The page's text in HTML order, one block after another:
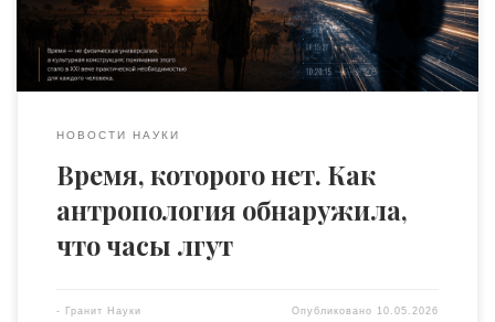
неправильно. У […]
НОВОСТИ НАУКИ
Время, которого нет. Как
антропология обнаружила,
что часы лгут
- Гранит Науки Опубликовано 10.05.2026